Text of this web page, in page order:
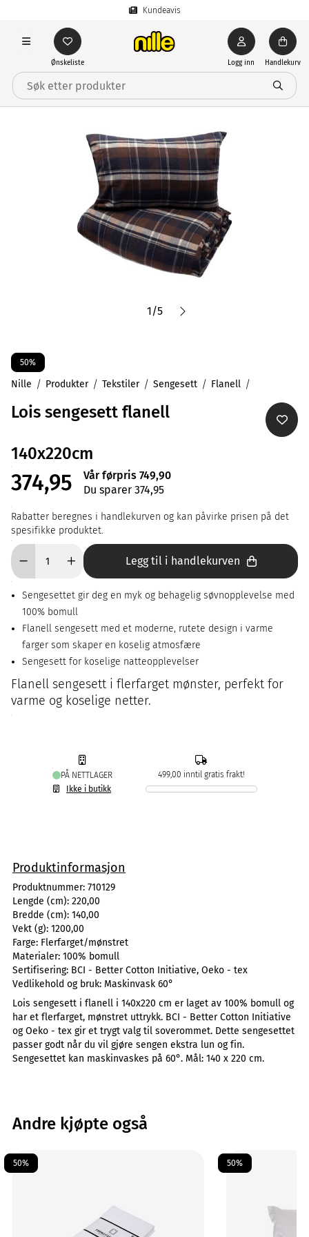
Kundeavis
Ønskeliste Logg inn Handlekurv
1/5
50%
Nille Produkter Tekstiler Sengesett Flanell
Lois sengesett flanell
140x220cm
374,95
Vår førpris 749,90
Du sparer 374,95
Rabatter beregnes i handlekurven og kan påvirke prisen på det
spesifikke produktet.
Legg til i handlekurven
Sengesettet gir deg en myk og behagelig søvnopplevelse med
100% bomull
Flanell sengesett med et moderne, rutete design i varme
farger som skaper en koselig atmosfære
Sengesett for koselige natteopplevelser
Flanell sengesett i flerfarget mønster, perfekt for
varme og koselige netter.
PÅ NETTLAGER
Ikke i butikk
499,00 inntil gratis frakt!
Produktinformasjon
Produktnummer: 710129
Lengde (cm): 220,00
Bredde (cm): 140,00
Vekt (g): 1200,00
Farge: Flerfarget/mønstret
Materialer: 100% bomull
Sertifisering: BCI - Better Cotton Initiative, Oeko - tex
Vedlikehold og bruk: Maskinvask 60°
Lois sengesett i flanell i 140x220 cm er laget av 100% bomull og
har et flerfarget, mønstret uttrykk. BCI - Better Cotton Initiative
og Oeko - tex gir et trygt valg til soverommet. Dette sengesettet
passer godt når du vil gjøre sengen ekstra lun og fin.
Sengesettet kan maskinvaskes på 60°. Mål: 140 x 220 cm.
Andre kjøpte også
50% 50%